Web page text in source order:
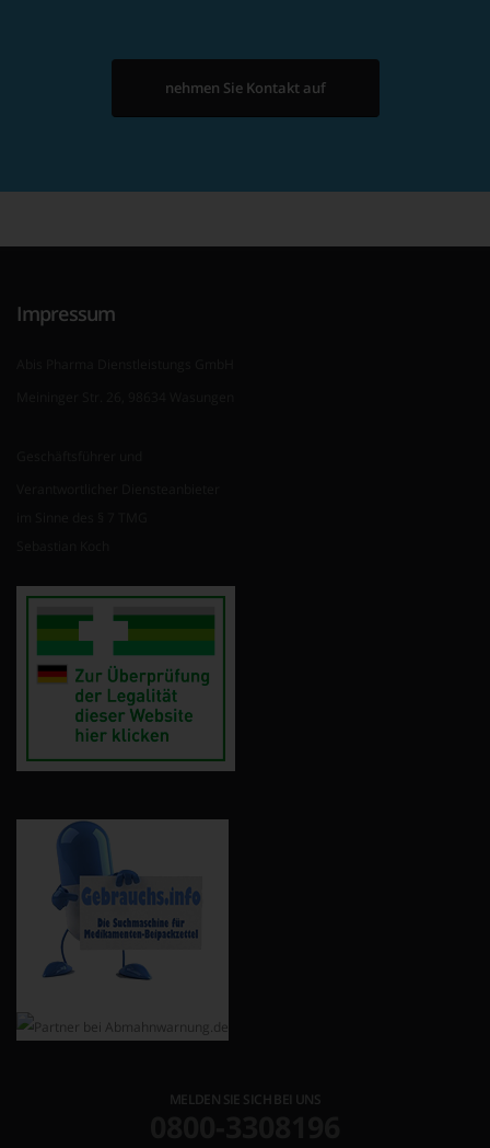
nehmen Sie Kontakt auf
Impressum
MELDEN SIE SICH BEI UNS